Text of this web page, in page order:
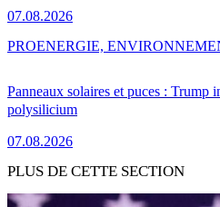
07.08.2026
Panneaux solaires et puces : Trump
polysilicium
07.08.2026
PROENERGIE,
PLUS DE CETTE SECTION